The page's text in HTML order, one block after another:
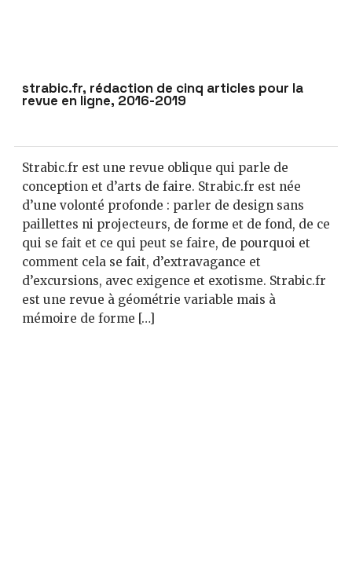
strabic.fr, rédaction de cinq articles pour la
revue en ligne, 2016-2019
Strabic.fr est une revue oblique qui parle de
conception et d’arts de faire. Strabic.fr est née
d’une volonté profonde : parler de design sans
paillettes ni projecteurs, de forme et de fond, de ce
qui se fait et ce qui peut se faire, de pourquoi et
comment cela se fait, d’extravagance et
d’excursions, avec exigence et exotisme. Strabic.fr
est une revue à géométrie variable mais à
mémoire de forme […]